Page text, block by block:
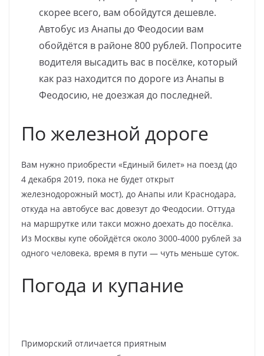
скорее всего, вам обойдутся дешевле.
Автобус из Анапы до Феодосии вам
обойдётся в районе 800 рублей. Попросите
водителя высадить вас в посёлке, который
как раз находится по дороге из Анапы в
Феодосию, не доезжая до последней.
По железной дороге
Вам нужно приобрести «Единый билет» на поезд (до
4 декабря 2019, пока не будет открыт
железнодорожный мост), до Анапы или Краснодара,
откуда на автобусе вас довезут до Феодосии. Оттуда
на маршрутке или такси можно доехать до посёлка.
Из Москвы купе обойдётся около 3000-4000 рублей за
одного человека, время в пути — чуть меньше суток.
Погода и купание
Приморский отличается приятным